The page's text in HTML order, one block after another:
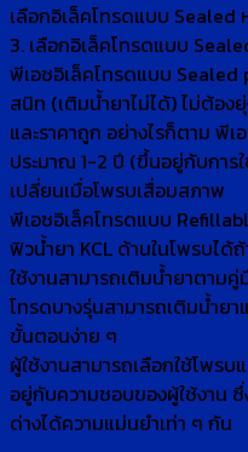
เลือกอิเล็คโทรดแบบ Sealed
3. เลือกอิเล็คโทรดแบบ
พีเอชอิเล็คโทรดแบบ
สนิท (เติมน้ำยาไม่ได้) ไม่ต้อง
และราคาถูก อย่างไรก็ตาม พีเ
ประมาณ 1-2 ปี (ขึ้นอยู่กับการ
เปลี่ยนเมื่อโพรบเสื่อมสภาพ
พีเอชอิเล็คโทรดแบบ
ฟิวน้ำยา KCL ด้านในโพรบได้
ใช้งานสามารถเติมน้ำยาตาม
โทรดบางรุ่นสามารถเติมน้ำย
ขั้นตอนง่าย ๆ
ผู้ใช้งานสามารถเลือกใช้โพร
อยู่กับความชอบของผู้ใช้งาน
ด่างได้ความแม่นยำเท่า ๆ กัน